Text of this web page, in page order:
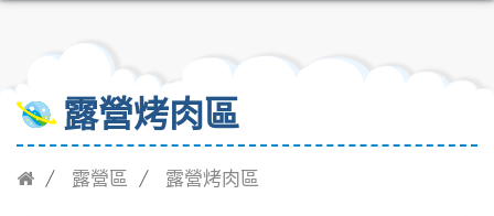
露營烤肉區
露營區 露營烤肉區